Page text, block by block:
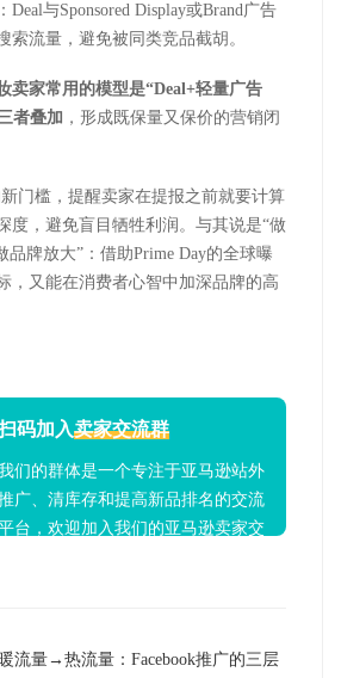
： Deal与Sponsored Display或Brand 广告
索流量，避免被同类竞品截胡。
卖家常用的模型是“Deal+轻量广告
者叠加 ，形成既保量又保价的营销闭
门槛，提醒卖家在提报之前就要计算
度，避免盲目牺牲利润。与其说是“做
品牌放大”：借助Prime Day的全球曝
，又能在消费者心智中加深品牌的高
码加入卖家交流群
们的群体是一个专注于亚马逊站外
广、清库存和提高新品排名的交流
台，欢迎加入我们的亚马逊卖家交
流量→热流量：Facebook推广的三层